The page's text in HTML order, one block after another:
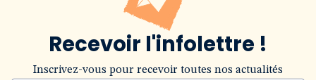
Recevoir l'infolettre !
Inscrivez-vous pour recevoir toutes nos actualités